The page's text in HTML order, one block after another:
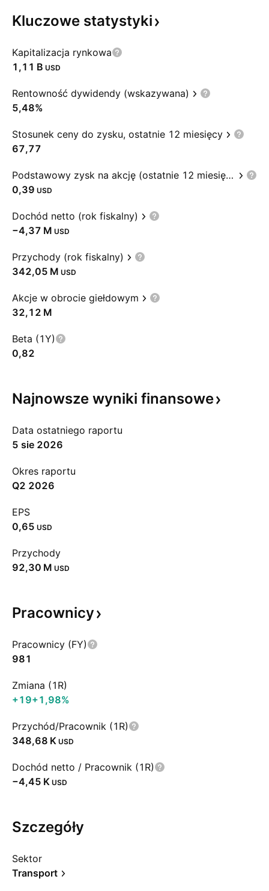
Kluczowe statystyki
Kapitalizacja rynkowa
‪1,11 B‬ USD
Rentowność dywidendy (wskazywana)
5,48%
Stosunek ceny do zysku, ostatnie 12 miesięcy
67,77
Podstawowy zysk na akcję (ostatnie 12 miesięcy)
0,39 USD
Dochód netto (rok fiskalny)
‪−4,37 M‬ USD
Przychody (rok fiskalny)
‪342,05 M‬ USD
Akcje w obrocie giełdowym
‪32,12 M‬
Beta (1Y)
0,82
Najnowsze wyniki finansowe
Data ostatniego raportu
5 sie 2026
Okres raportu
Q2 2026
EPS
0,65 USD
Przychody
‪92,30 M‬ USD
Pracownicy
Pracownicy (FY)
981
Zmiana (1R)
+19+1,98%
Przychód/Pracownik (1R)
‪348,68 K‬ USD
Dochód netto / Pracownik (1R)
‪−4,45 K‬ USD
Szczegóły
Sektor
Transport